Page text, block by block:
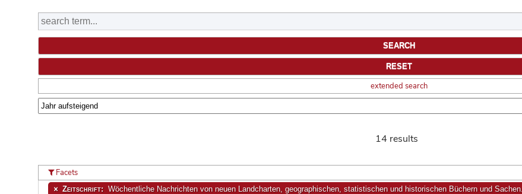
extended search
14 results
Facets
Zeitschrift: Wöchentliche Nachrichten von neuen Landcharten, geographischen, statistischen und historischen Büchern und Sachen.